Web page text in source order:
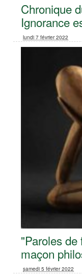
Chronique
Ignorance
lundi 7 février 2022
"Paroles de
maçon
samedi 5 février 2022